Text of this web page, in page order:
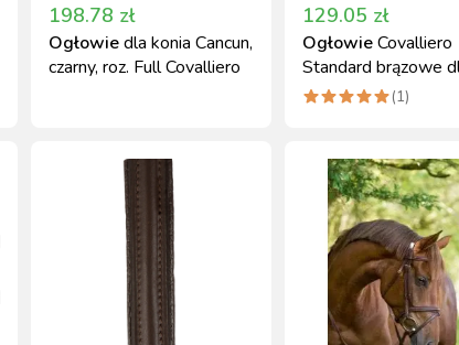
198.78 zł
Ogłowiedla konia Cancun,
czarny, roz. Full Covalliero
129.05 zł
OgłowieCovalliero
Standard brązowe
Shetty z wodzami
(1)